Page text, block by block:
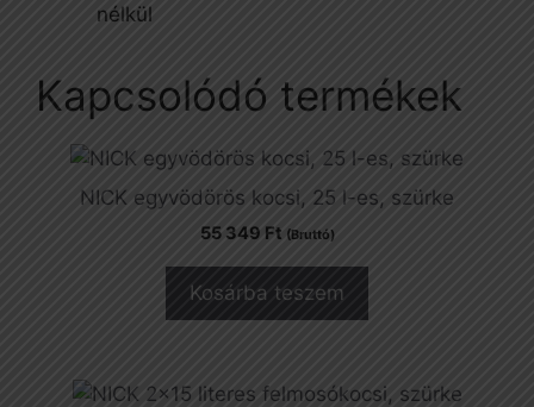
nélkül
Kapcsolódó termékek
NICK egyvödörös kocsi, 25 l-es, szürke
55 349 Ft (Bruttó)
Kosárba teszem